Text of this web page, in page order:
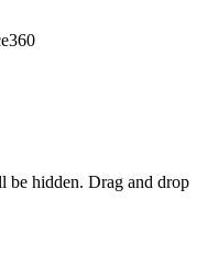
be hidden. Drag and drop